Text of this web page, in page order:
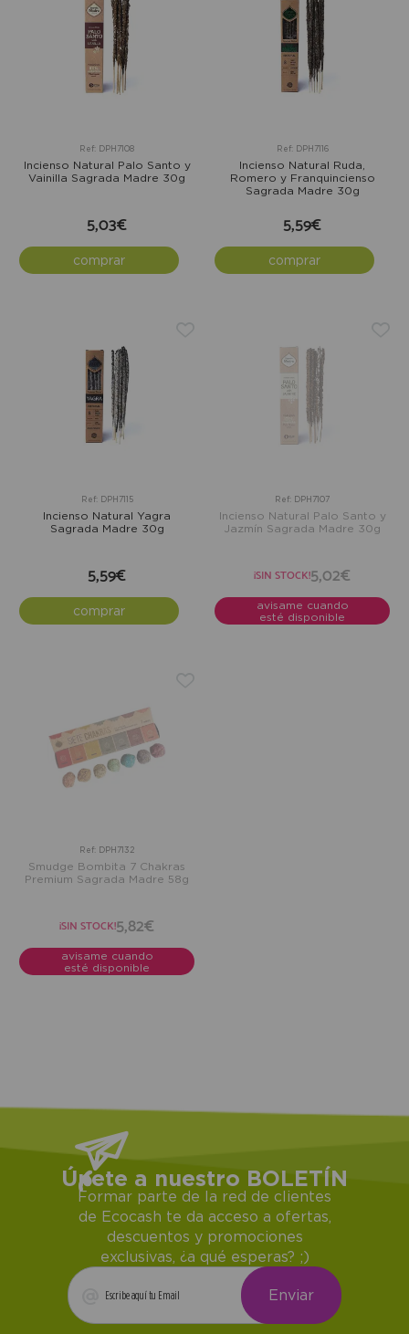
Ref: DPH7108
Incienso Natural Palo Santo y
Vainilla Sagrada Madre 30g
5,03€
comprar
Ref: DPH7116
Incienso Natural Ruda,
Romero y Franquincienso
Sagrada Madre 30g
5,59€
comprar
Ref: DPH7115
Incienso Natural Yagra
Sagrada Madre 30g
5,59€
comprar
Ref: DPH7107
Incienso Natural Palo Santo y
Jazmín Sagrada Madre 30g
¡SIN STOCK!5,02€
avisame cuando
esté disponible
Ref: DPH7132
Smudge Bombita 7 Chakras
Premium Sagrada Madre 58g
¡SIN STOCK!5,82€
avisame cuando
esté disponible
Únete a nuestro BOLETÍN
Formar parte de la red de clientes
de Ecocash te da acceso a ofertas,
descuentos y promociones
exclusivas, ¿a qué esperas? ;)